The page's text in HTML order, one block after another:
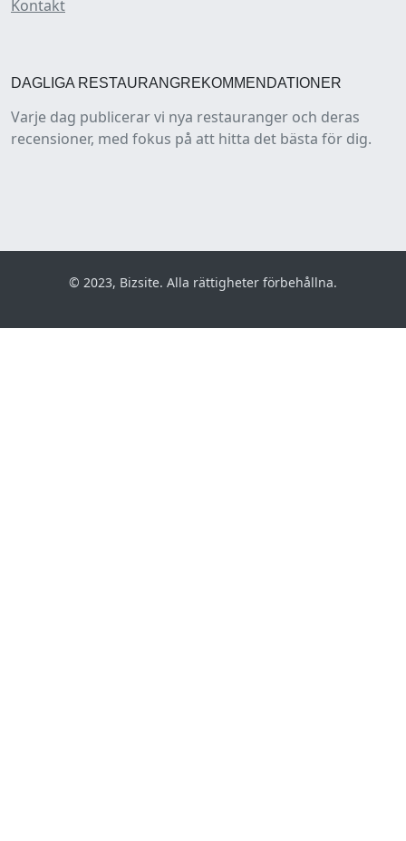
Kontakt
DAGLIGA RESTAURANGREKOMMENDATIONER
Varje dag publicerar vi nya restauranger och deras
recensioner, med fokus på att hitta det bästa för dig.
© 2023, Bizsite. Alla rättigheter förbehållna.